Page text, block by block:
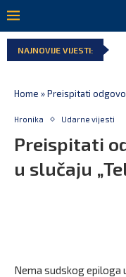
NAJNOVIJE VIJESTI:
Home »Preispitati
Hronika Udarne vijesti
Preispitati
u slučaju
Nema sudskog epiloga